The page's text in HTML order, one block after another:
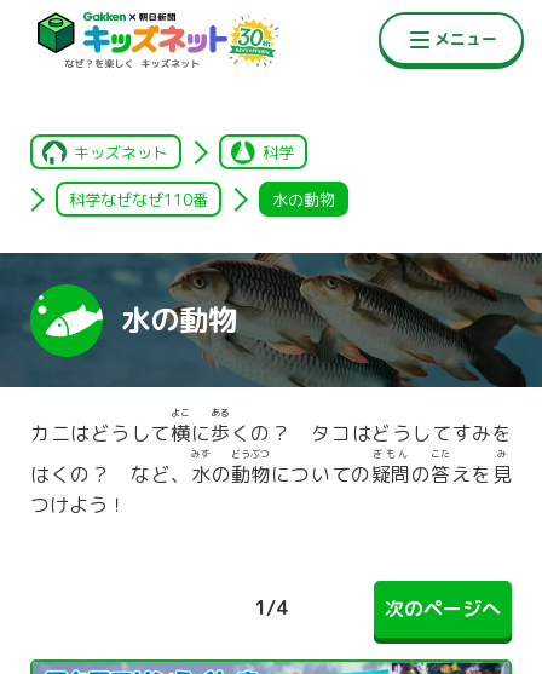
キッズネット 科学
科学なぜなぜ110番 水の動物
水の動物
カニはどうして横
よこ
に歩
ある
くの？ タコはどうしてすみを
はくの？ など、 水
みず
の動物
どうぶつ
についての疑問
ぎもん
の答
こた
えを 見
み
つけよう！
次のページへ
1/4